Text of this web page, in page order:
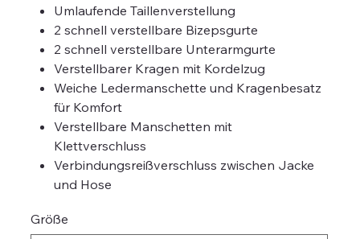
Umlaufende Taillenverstellung
2 schnell verstellbare Bizepsgurte
2 schnell verstellbare Unterarmgurte
Verstellbarer Kragen mit Kordelzug
Weiche Ledermanschette und Kragenbesatz
für Komfort
Verstellbare Manschetten mit
Klettverschluss
Verbindungsreißverschluss zwischen Jacke
und Hose
Größe